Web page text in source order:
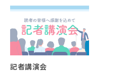
記者講演会